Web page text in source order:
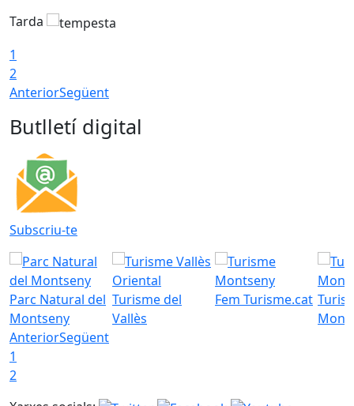
Tarda
1
2
AnteriorSegüent
Butlletí digital
Subscriu-te
Parc Natural del
Montseny
Turisme del
Vallès
Fem Turisme.cat
AnteriorSegüent
1
2